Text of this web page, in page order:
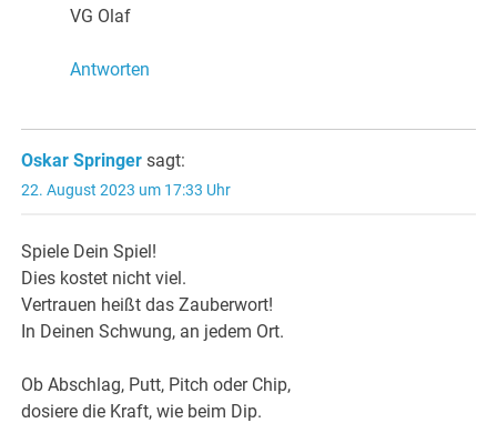
VG Olaf
Antworten
Oskar Springer sagt:
22. August 2023 um 17:33 Uhr
Spiele Dein Spiel!
Dies kostet nicht viel.
Vertrauen heißt das Zauberwort!
In Deinen Schwung, an jedem Ort.
Ob Abschlag, Putt, Pitch oder Chip,
dosiere die Kraft, wie beim Dip.